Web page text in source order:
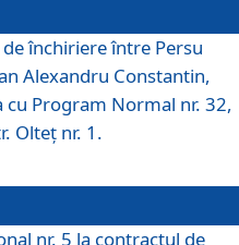
închiriere între Persu
Alexandru Constantin,
Program Normal nr. 32,
Olteț nr. 1.
nr. 5 la contractul de